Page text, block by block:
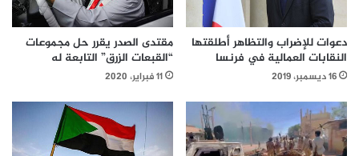
دعوات للإضراب والتظاهر أطلقتها
النقابات العمالية في فرنسا
16 ديسمبر، 2019
مقتدى الصدر يقرر حل مجموعات
“القبعات الزرق” التابعة له
11 فبراير، 2020